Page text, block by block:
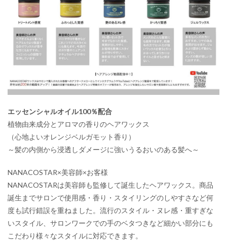
エッセンシャルオイル100％配合
植物由来成分とアロマの香りのヘアワックス
（心地よいオレンジベルガモット香り）
～髪の内側から浸透しダメージに強いうるおいのある髪へ～
NANACOSTAR×美容師×お客様
NANACOSTARは美容師も監修して誕生したヘアワックス。商品
誕生までサロンで使用感・香り・スタイリングのしやすさなど何
度も試行錯誤を重ねました。流行のスタイル・ヌレ感・重すぎな
いスタイル、サロンワークでの手のベタつきなど細かい部分にも
こだわり様々なスタイルに対応できます。